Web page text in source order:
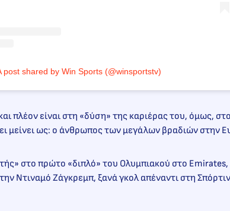
post shared by Win Sports (@winsportstv)
πλέον είναι στη «δύση» της καριέρας του, όμως,
μείνει ως: ο άνθρωπος των μεγάλων βραδιών στην
στο πρώτο «διπλό» του Ολυμπιακού στο
Ντιναμό Ζάγκρεμπ, ξανά γκολ απέναντι στη